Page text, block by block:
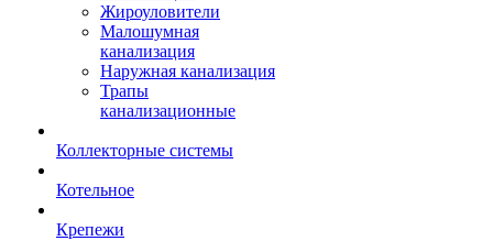
Жироуловители
Малошумная
канализация
Наружная канализация
Трапы
канализационные
Коллекторные системы
Котельное
Крепежи